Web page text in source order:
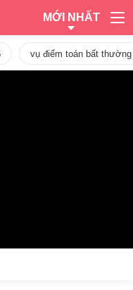
MỚI NHẤT
vụ điểm toán bất